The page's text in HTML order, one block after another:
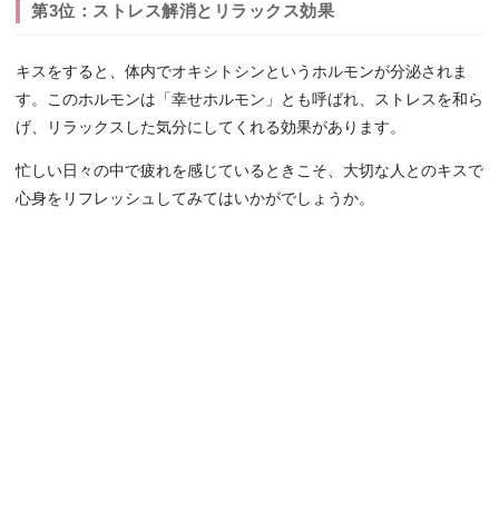
第3位：ストレス解消とリラックス効果
キスをすると、体内でオキシトシンというホルモンが分泌されま
す。このホルモンは「幸せホルモン」とも呼ばれ、ストレスを和ら
げ、リラックスした気分にしてくれる効果があります。
忙しい日々の中で疲れを感じているときこそ、大切な人とのキスで
心身をリフレッシュしてみてはいかがでしょうか。